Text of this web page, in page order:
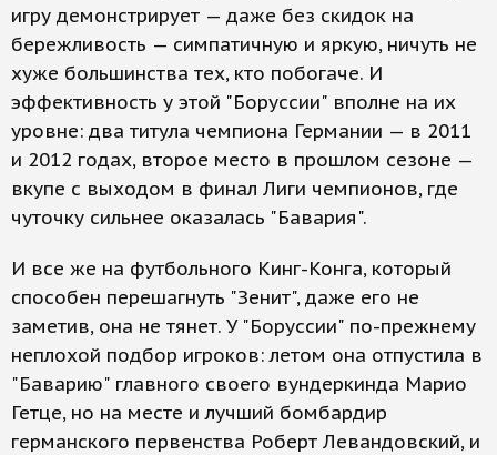
игру демонстрирует — даже без скидок на
бережливость — симпатичную и яркую, ничуть не
хуже большинства тех, кто побогаче. И
эффективность у этой "Боруссии" вполне на их
уровне: два титула чемпиона Германии — в 2011
и 2012 годах, второе место в прошлом сезоне —
вкупе с выходом в финал Лиги чемпионов, где
чуточку сильнее оказалась "Бавария".
И все же на футбольного Кинг-Конга, который
способен перешагнуть "Зенит", даже его не
заметив, она не тянет. У "Боруссии" по-прежнему
неплохой подбор игроков: летом она отпустила в
"Баварию" главного своего вундеркинда Марио
Гетце, но на месте и лучший бомбардир
германского первенства Роберт Левандовский, и